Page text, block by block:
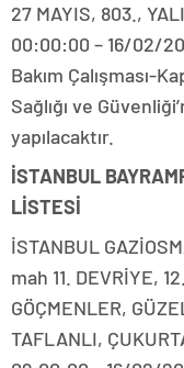
27 MAYIS, 803.,
00:00:00 – 16/02/
Bakım Çalışması-
Sağlığı ve
yapılacaktır.
İSTANBUL
LİSTESİ
İSTANBUL
mah 11. DEVRİYE,
GÖÇMENLER,
TAFLANLI,